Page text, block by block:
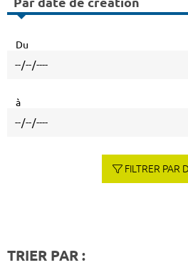
Du
à
FILTRER PAR
TRIER PAR :